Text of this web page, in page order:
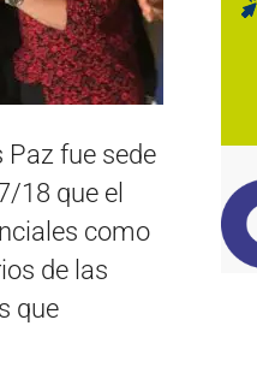
Paz fue sede
18 que el
como
de las
que